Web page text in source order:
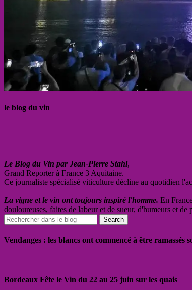
le blog du vin
Le Blog du Vin par Jean-Pierre Stahl,
Grand Reporter à France 3 Aquitaine.
Ce journaliste spécialisé viticulture décline au quotidien
La vigne et le vin ont toujours inspiré l'homme. En
douloureuses, faites de labeur et de sueur, d'humeurs et
Vendanges : les blancs ont commencé à être ramassés
Bordeaux Fête le Vin du 22 au 25 juin sur les quais